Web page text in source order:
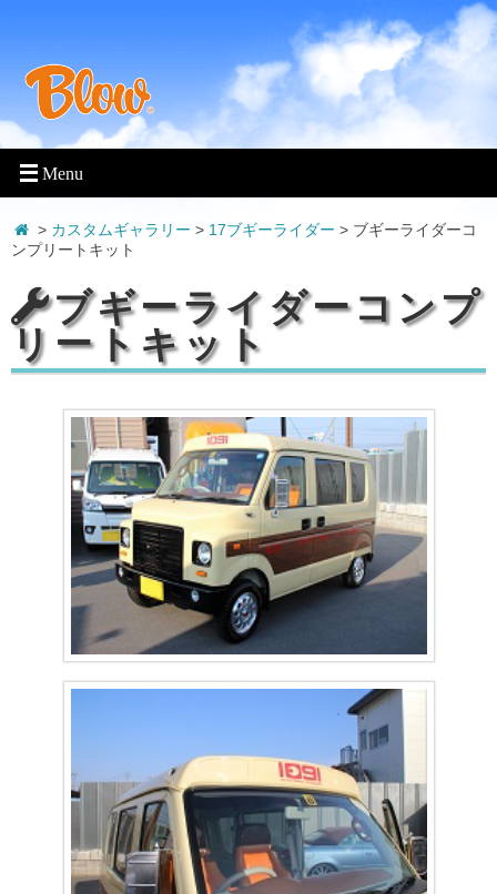
> カスタムギャラリー > 17ブギーライダー > ブギーライダーコ
ンプリートキット
ブギーライダーコンプ
リートキット